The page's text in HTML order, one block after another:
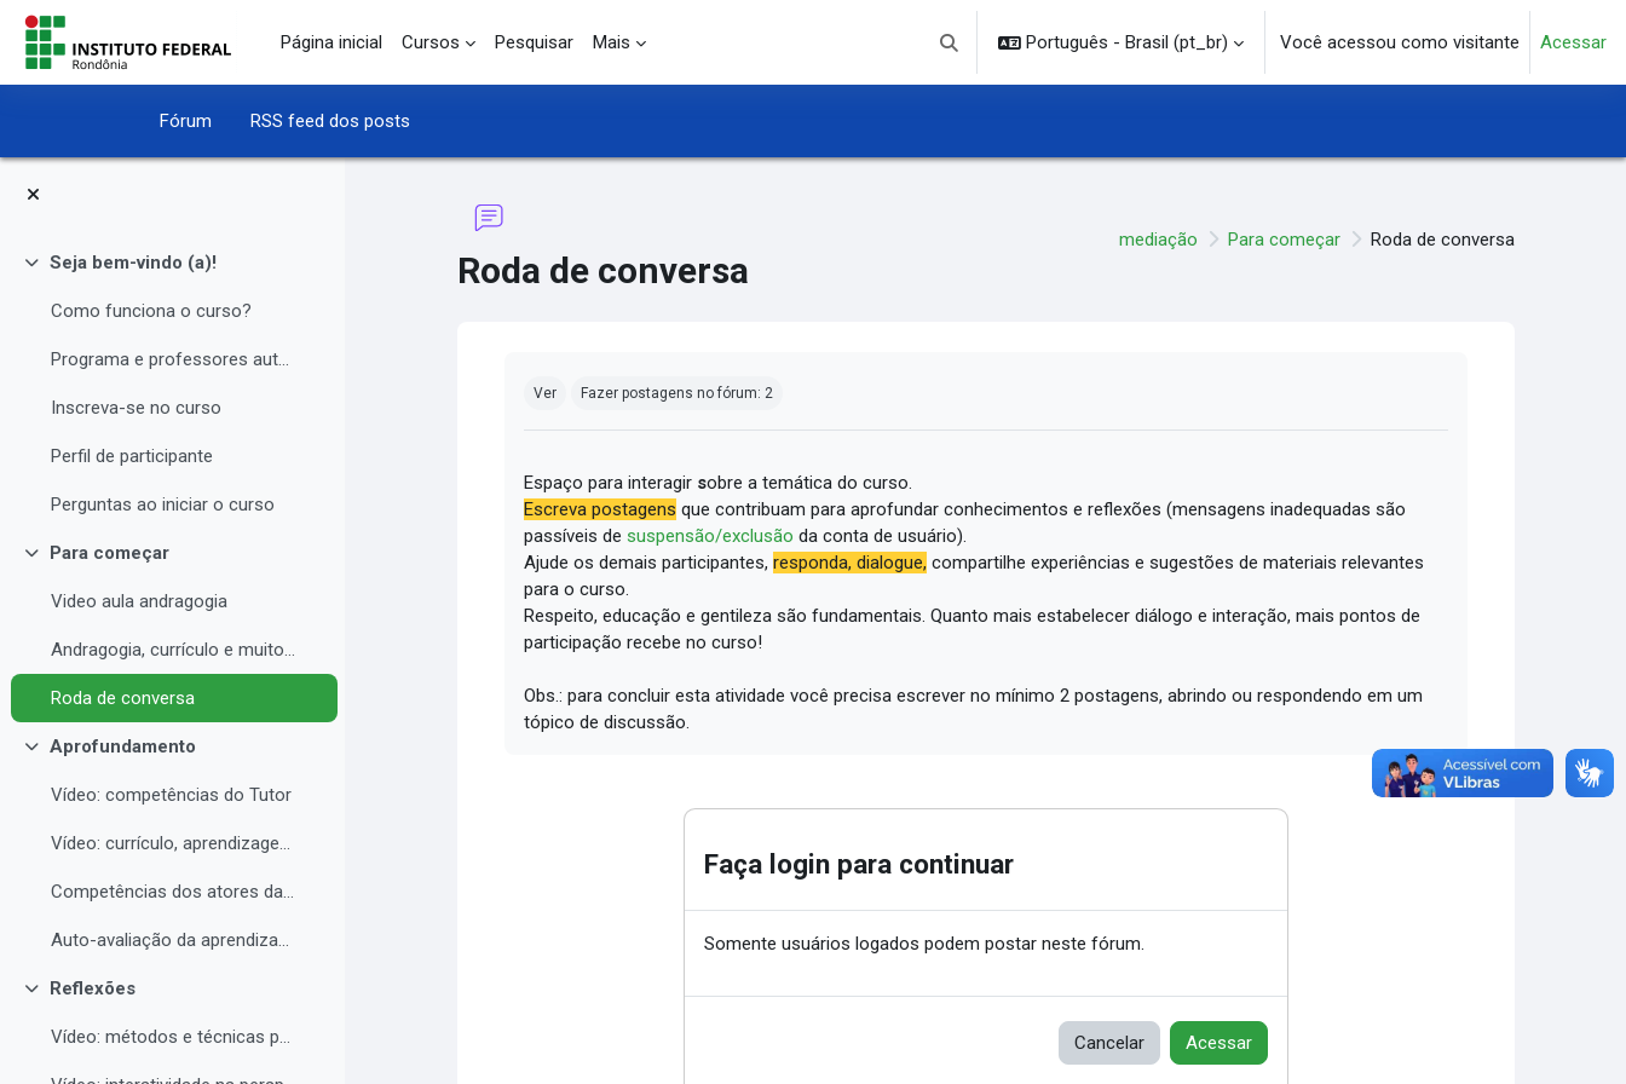
Ir para o conteúdo principal
Página inicial
Cursos Pesquisar Mais
Alternar entrada de pesquisa
Português - Brasil ‎(pt_br)‎ Você acessou como visitante Acessar
Fórum RSS feed dos posts
Contrair
Seja bem-vindo (a)!
Como funciona o curso?
Programa e professores autores
Inscreva-se no curso
Perfil de participante
Perguntas ao iniciar o curso
Contrair
Para começar
Video aula andragogia
Andragogia, currículo e muito mais
Roda de conversa
Contrair
Aprofundamento
Vídeo: competências do Tutor
Vídeo: currículo, aprendizagem e docência para EAD
Competências dos atores da educação a distância professor, tutor e aluno
Auto-avaliação da aprendizagem
Contrair
Reflexões
Vídeo: métodos e técnicas para EAD
Roda de conversa
mediação Para começar Roda de conversa
Ver Fazer postagens no fórum: 2
Espaço para interagir sobre a temática do curso.
Escreva postagens que contribuam para aprofundar conhecimentos e reflexões (mensagens inadequadas são
passíveis desuspensão/exclusão da conta de usuário).
Ajude os demais participantes,responda, dialogue, compartilhe experiências e sugestões de materiais relevantes
para o curso.
Respeito, educação e gentileza são fundamentais.Quanto mais estabelecer diálogo e interação, mais pontos de
participação recebe no curso!
Obs.: para concluir esta atividade você precisa escrever no mínimo 2 postagens, abrindo ou respondendo em um
tópico de discussão.
Faça login para continuar
Somente usuários logados podem postar neste fórum.
Cancelar Acessar